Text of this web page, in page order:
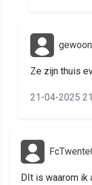
Ze zijn thuis
21-04-2025
DIt is waarom ik